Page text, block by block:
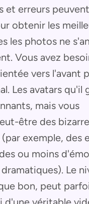
et erreurs
obtenir les
les photos ne
Vous avez
vers l'avant
Les avatars qu'il
mais vous
être des
exemple, des
ou moins
Le
bon, peut